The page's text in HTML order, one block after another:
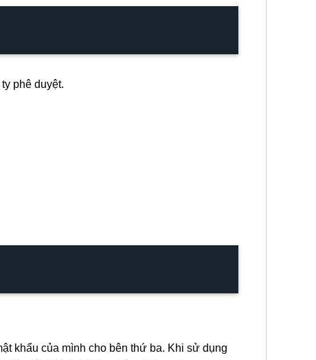
phê duyệt.
khẩu của mình cho bên thứ ba. Khi sử dụng